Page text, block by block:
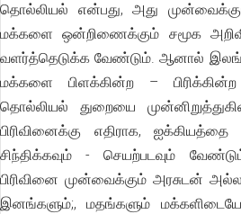
தொல்லியல் என்பது, அது
மக்களை ஒன்றிணைக்கும் சமூக
வளர்த்தெடுக்க வேண்டும். ஆனால்
மக்களை பிளக்கின்ற –
தொல்லியல் துறையை
பிரிவினைக்கு எதிராக,
சிந்திக்கவும் - செயற்படவும்
பிரிவினை முன்வைக்கும் அரசுடன்
இனங்களும்;, மதங்களும்